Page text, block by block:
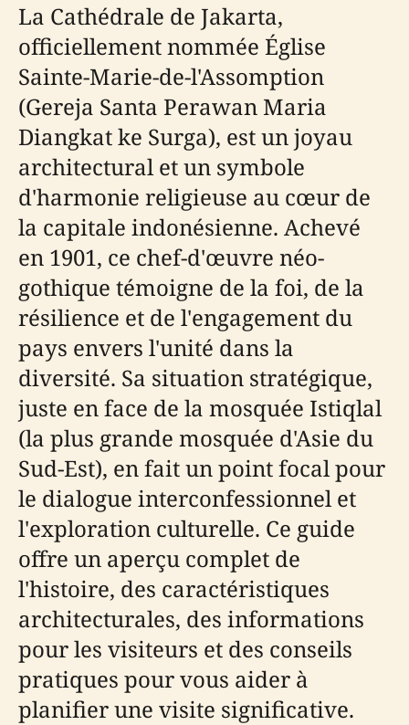
La Cathédrale de Jakarta,
officiellement nommée Église
Sainte-Marie-de-l'Assomption
(Gereja Santa Perawan Maria
Diangkat ke Surga), est un joyau
architectural et un symbole
d'harmonie religieuse au cœur de
la capitale indonésienne. Achevé
en 1901, ce chef-d'œuvre néo-
gothique témoigne de la foi, de la
résilience et de l'engagement du
pays envers l'unité dans la
diversité. Sa situation stratégique,
juste en face de la mosquée Istiqlal
(la plus grande mosquée d'Asie du
Sud-Est), en fait un point focal pour
le dialogue interconfessionnel et
l'exploration culturelle. Ce guide
offre un aperçu complet de
l'histoire, des caractéristiques
architecturales, des informations
pour les visiteurs et des conseils
pratiques pour vous aider à
planifier une visite significative.